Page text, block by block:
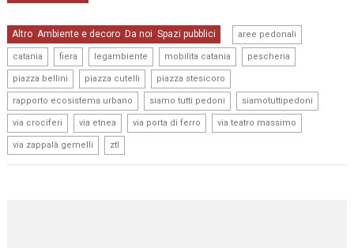
Altro,Ambiente e decoro, Da noi,Spazi pubblici aree pedonali
catania fiera legambiente mobilita catania pescheria
piazza bellini piazza cutelli piazza stesicoro
rapporto ecosistema urbano siamo tutti pedoni siamotuttipedoni
via crociferi via etnea via porta di ferro via teatro massimo
via zappalà gemelli ztl